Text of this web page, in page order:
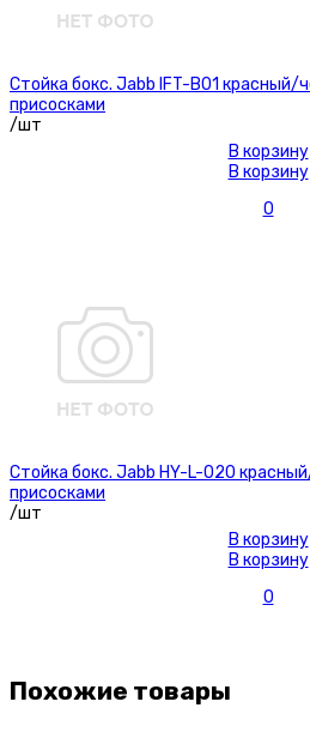
Стойка бокс. Jabb IFT-B01 красный/
присосками
/шт
В корзину
В корзину
0
Стойка бокс. Jabb HY-L-020
присосками
/шт
В корзину
В корзину
0
Похожие товары